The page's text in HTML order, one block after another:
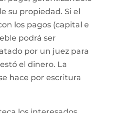
su propiedad. Si el
los pagos (capital e
podrá ser
por un juez para
el dinero. La
hace por escritura